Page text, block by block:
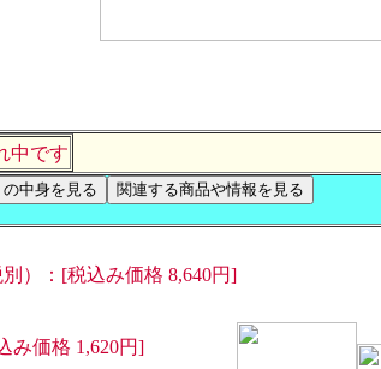
中です
）：[税込み価格 8,640円]
み価格 1,620円]